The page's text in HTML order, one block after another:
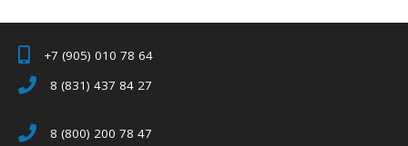
+7 (905) 010 78 64
8 (831) 437 84 27
8 (800) 200 78 47